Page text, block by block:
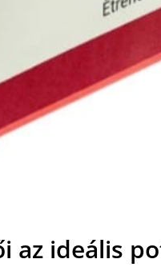
az ideális